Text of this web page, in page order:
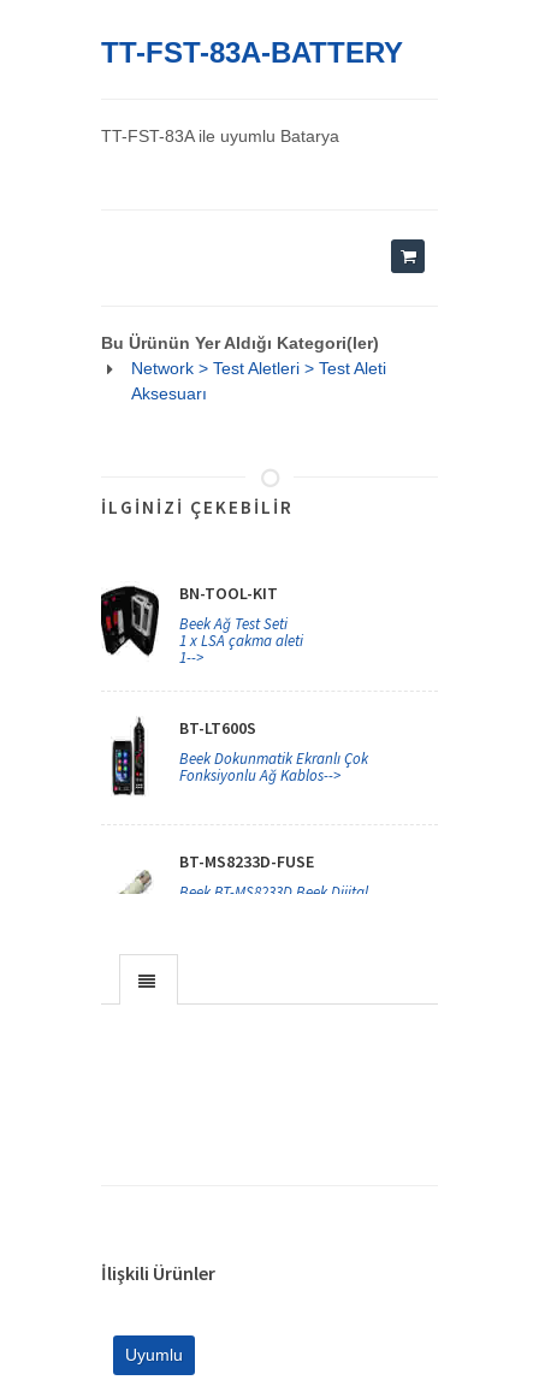
TT-FST-83A-BATTERY
TT-FST-83A ile uyumlu Batarya
Bu Ürünün Yer Aldığı Kategori(ler)
Network > Test Aletleri > Test Aleti
Aksesuarı
İLGINIZI ÇEKEBILIR
BN-TOOL-KIT
Beek Ağ Test Seti
1 x LSA çakma aleti
1-->
BT-LT600S
Beek Dokunmatik Ekranlı Çok
Fonksiyonlu Ağ Kablos-->
BT-MS8233D-FUSE
Beek BT-MS8233D Beek Dijital
BT-VFL650-U12
İlişkili Ürünler
Uyumlu